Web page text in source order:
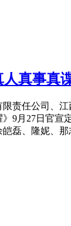
人真事真
责任公司
9月27日官
磊、隆妮、